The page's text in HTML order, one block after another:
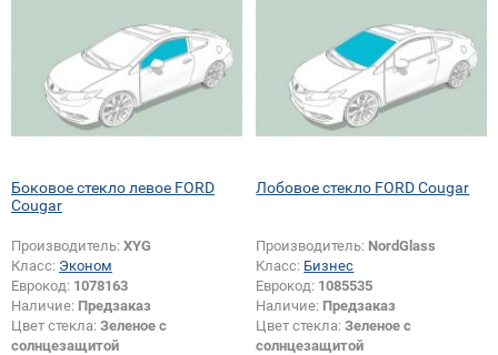
Боковое стекло левое FORD
Cougar
Производитель: XYG
Класс: Эконом
Еврокод: 1078163
Наличие: Предзаказ
Цвет стекла: Зеленое с
солнцезащитой
Лобовое стекло FORD Cougar
Производитель: NordGlass
Класс: Бизнес
Еврокод: 1085535
Наличие: Предзаказ
Цвет стекла:Зеленое с
солнцезащитой